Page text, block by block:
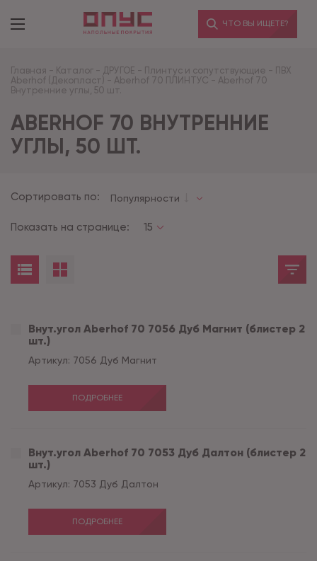
ЧТО ВЫ ИЩЕТЕ?
Главная - Каталог - ДРУГОЕ - Плинтус и сопутствующие - ПВХ
Aberhof (Декопласт) - Aberhof 70 ПЛИНТУС - Aberhof 70
Внутренние углы, 50 шт.
ABERHOF 70 ВНУТРЕННИЕ
УГЛЫ, 50 ШТ.
Сортировать по: Популярности
Показать на странице: 15
Внут.угол Aberhof 70 7056 Дуб Магнит (блистер 2
шт.)
Артикул: 7056 Дуб Магнит
ПОДРОБНЕЕ
Внут.угол Aberhof 70 7053 Дуб Далтон (блистер 2
шт.)
Артикул: 7053 Дуб Далтон
ПОДРОБНЕЕ